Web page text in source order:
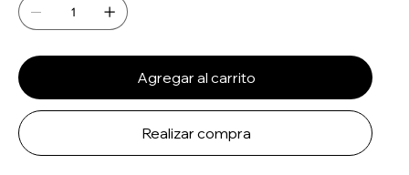
Agregar al carrito
Realizar compra